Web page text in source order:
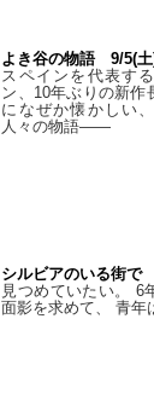
よき谷の物語 9/5(土
スペインを代表す
ン、10年ぶりの新作
になぜか懐かしい
人々の物語――
シルビアのいる街で
見つめていたい。 6
面影を求めて、 青年